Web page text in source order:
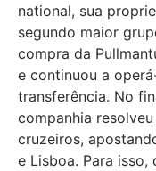
national, sua
segundo maior
compra da
e continuou a
transferência. No
companhia
cruzeiros,
e Lisboa. Para isso,